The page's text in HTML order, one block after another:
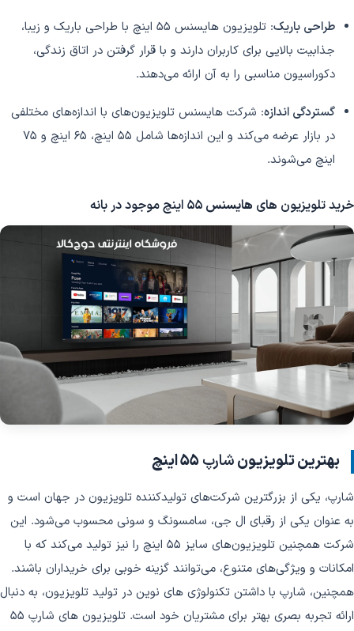
طراحی باریک
: تلویزیون هایسنس 55 اینچ با طراحی باریک و زیبا،
جذابیت بالایی برای کاربران دارند و با قرار گرفتن در اتاق زندگی،
دکوراسیون مناسبی را به آن ارائه می‌دهند.
گستردگی اندازه: شرکت هایسنس تلویزیون‌های با اندازه‌های مختلفی
در بازار عرضه می‌کند و این اندازه‌ها شامل 55 اینچ، 65 اینچ و 75
اینچ می‌شوند.
خرید تلویزیون های هایسنس 55 اینچ موجود در بانه
بهترین تلویزیونشارپ55 اینچ
شارپ، یکی از بزرگترین شرکت‌های تولیدکننده تلویزیون در جهان است و
به عنوان یکی از رقبای ال جی، سامسونگ و سونی محسوب می‌شود. این
شرکت همچنین تلویزیون‌های سایز 55 اینچ را نیز تولید می‌کند که با
امکانات و ویژگی‌های متنوع، می‌توانند گزینه خوبی برای خریداران باشند.
همچنین، شارپ با داشتن تکنولوژی های نوین در تولید تلویزیون، به دنبال
ارائه تجربه بصری بهتر برای مشتریان خود است. تلویزیون های شارپ 55